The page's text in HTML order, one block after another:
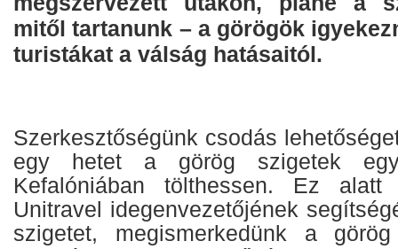
mitől tartanunk – a görögök
turistákat a válság hatásaitól.
Szerkesztőségünk csodás
egy hetet a görög szigetek
Kefalóniában tölthessen. Ez
Unitravel idegenvezetőjének
szigetet, megismerkedünk a